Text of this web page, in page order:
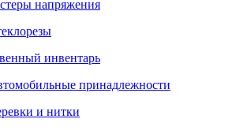
напряжения
инвентарь
принадлежности
и нитки